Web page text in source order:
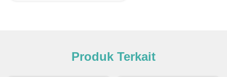
Produk Terkait